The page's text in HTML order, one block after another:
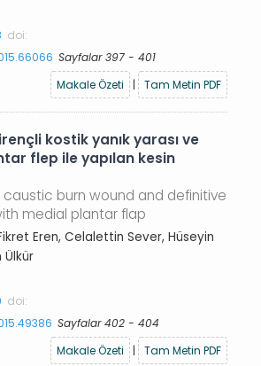
doi:
Sayfalar 397 - 401
Makale Özeti
| Tam Metin PDF
kostik yanık yarası ve
flep ile yapılan kesin
burn wound and definitive
medial plantar flap
Eren, Celalettin Sever, Hüseyin
Ülkür
doi:
Sayfalar 402 - 404
Makale Özeti
| Tam Metin PDF